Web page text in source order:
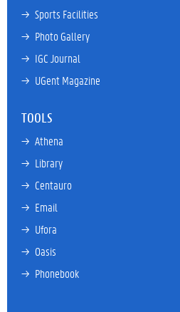
→ Sports Facilities
→ Photo Gallery
→ IGC Journal
→ UGent Magazine
TOOLS
→ Athena
→ Library
→ Centauro
→ Email
→ Ufora
→ Oasis
→ Phonebook